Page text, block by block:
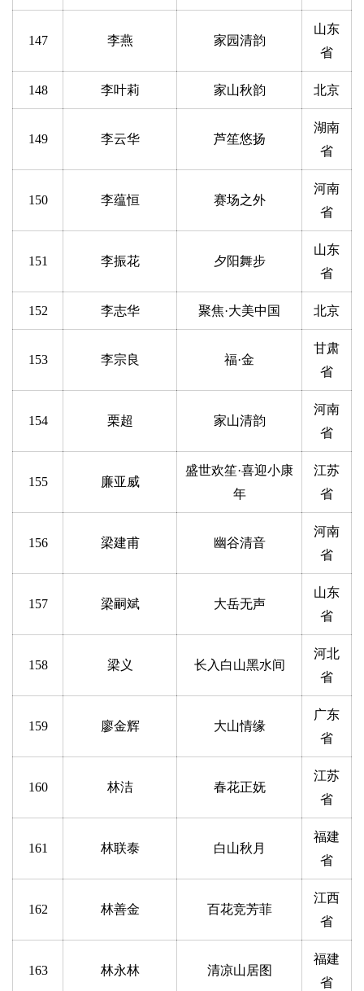
147 李燕 家园清韵
山东
省
148 李叶莉 家山秋韵 北京
149 李云华 芦笙悠扬
湖南
省
150 李蕴恒 赛场之外
河南
省
151 李振花 夕阳舞步
山东
省
152 李志华 聚焦·大美中国 北京
153 李宗良 福·金
甘肃
省
154 栗超 家山清韵
河南
省
155 廉亚威
盛世欢笙·喜迎小康
年
江苏
省
156 梁建甫 幽谷清音
河南
省
157 梁嗣斌 大岳无声
山东
省
158 梁义 长入白山黑水间
河北
省
159 廖金辉 大山情缘
广东
省
160 林洁 春花正妩
江苏
省
161 林联泰 白山秋月
福建
省
162 林善金 百花竞芳菲
江西
省
163 林永林 清凉山居图
福建
省